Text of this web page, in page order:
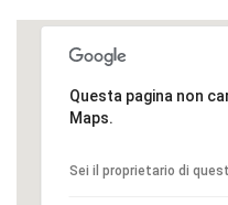
Questa pagina non
Maps.
Sei il proprietario di